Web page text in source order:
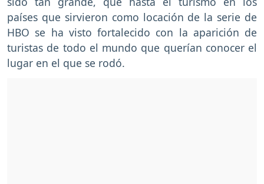
países que sirvieron como locación de la serie de
HBO se ha visto fortalecido con la aparición de
turistas de todo el mundo que querían conocer el
lugar en el que se rodó.